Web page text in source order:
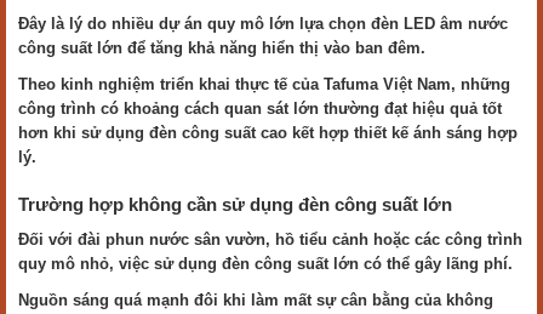
Đây là lý do nhiều dự án quy mô lớn lựa chọn đèn LED âm nước
công suất lớn để tăng khả năng hiển thị vào ban đêm.
Theo kinh nghiệm triển khai thực tế của Tafuma Việt Nam, những
công trình có khoảng cách quan sát lớn thường đạt hiệu quả tốt
hơn khi sử dụng đèn công suất cao kết hợp thiết kế ánh sáng hợp
lý.
Trường hợp không cần sử dụng đèn công suất lớn
Đối với đài phun nước sân vườn, hồ tiểu cảnh hoặc các công trình
quy mô nhỏ, việc sử dụng đèn công suất lớn có thể gây lãng phí.
Nguồn sáng quá mạnh đôi khi làm mất sự cân bằng của không